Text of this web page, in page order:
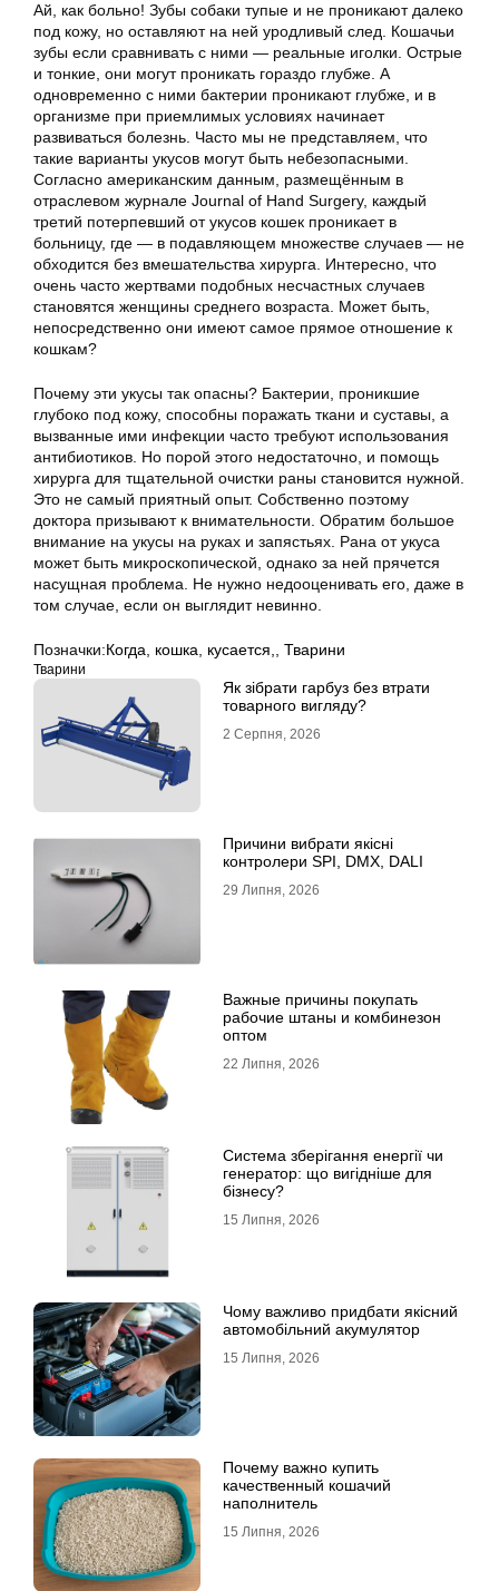
Ай, как больно! Зубы собаки тупые и не проникают далеко
под кожу, но оставляют на ней уродливый след. Кошачьи
зубы если сравнивать с ними — реальные иголки. Острые
и тонкие, они могут проникать гораздо глубже. А
одновременно с ними бактерии проникают глубже, и в
организме при приемлимых условиях начинает
развиваться болезнь. Часто мы не представляем, что
такие варианты укусов могут быть небезопасными.
Согласно американским данным, размещённым в
отраслевом журнале Journal of Hand Surgery, каждый
третий потерпевший от укусов кошек проникает в
больницу, где — в подавляющем множестве случаев — не
обходится без вмешательства хирурга. Интересно, что
очень часто жертвами подобных несчастных случаев
становятся женщины среднего возраста. Может быть,
непосредственно они имеют самое прямое отношение к
кошкам?
Почему эти укусы так опасны? Бактерии, проникшие
глубоко под кожу, способны поражать ткани и суставы, а
вызванные ими инфекции часто требуют использования
антибиотиков. Но порой этого недостаточно, и помощь
хирурга для тщательной очистки раны становится нужной.
Это не самый приятный опыт. Собственно поэтому
доктора призывают к внимательности. Обратим большое
внимание на укусы на руках и запястьях. Рана от укуса
может быть микроскопической, однако за ней прячется
насущная проблема. Не нужно недооценивать его, даже в
том случае, если он выглядит невинно.
Позначки:Когда кошка кусается, Тварини
Тварини
Як зібрати гарбуз без втрати
товарного вигляду?
2 Серпня, 2026
Причини вибрати якісні
контролери SPI, DMX, DALI
29 Липня, 2026
Важные причины покупать
рабочие штаны и комбинезон
оптом
22 Липня, 2026
Система зберігання енергії чи
генератор: що вигідніше для
бізнесу?
15 Липня, 2026
Чому важливо придбати якісний
автомобільний акумулятор
15 Липня, 2026
Почему важно купить
качественный кошачий
наполнитель
15 Липня, 2026